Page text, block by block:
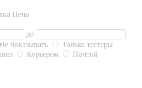
Цена
до
Не показывать
Только тестеры
Курьером
Почтой